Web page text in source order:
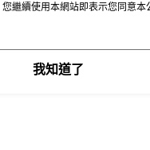
繼續使用本網站即表示您同意本
。
我知道了